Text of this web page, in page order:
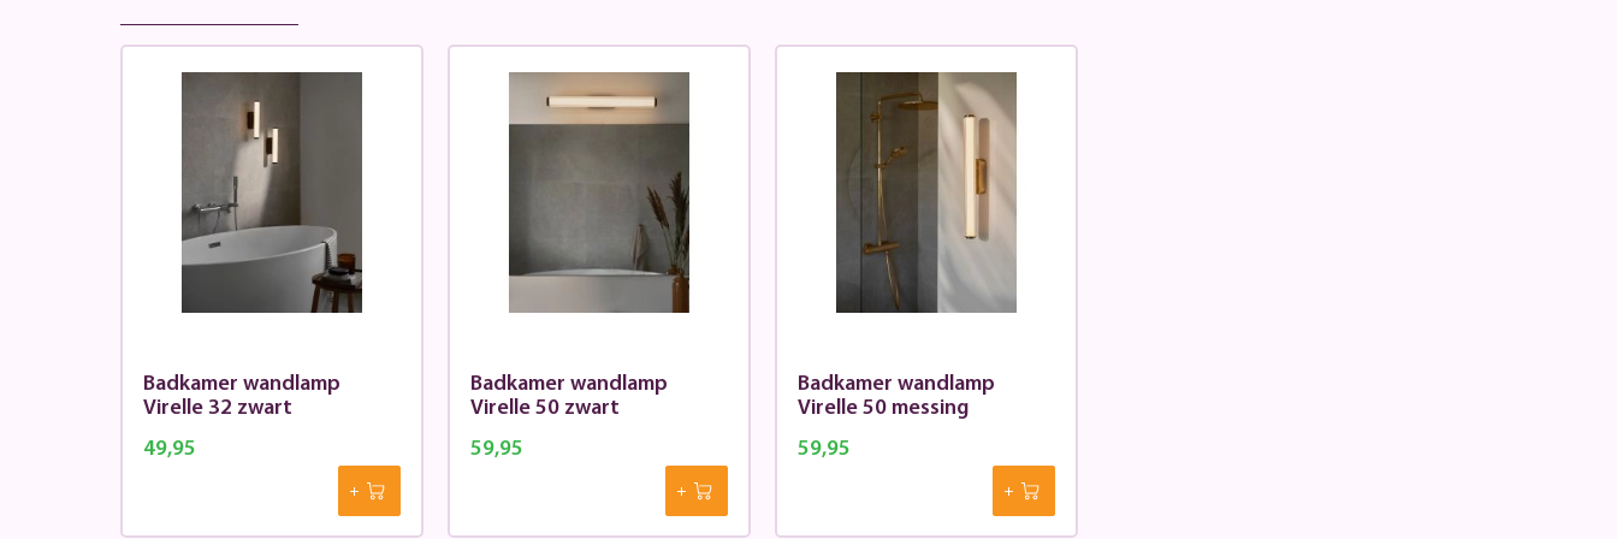
Badkamer wandlamp
Virelle 32 zwart
49,95
Badkamer wandlamp
Virelle 50 zwart
59,95
Badkamer wandlamp
Virelle 50 messing
59,95